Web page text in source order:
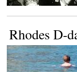
Rhodes D-